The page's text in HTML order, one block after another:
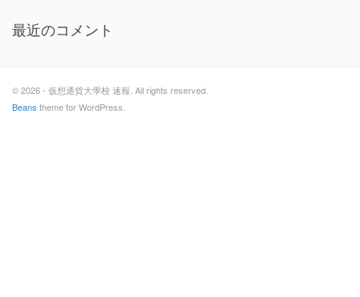
最近のコメント
© 2026 - 仮想通貨大學校 速報. All rights reserved.
Beans theme for WordPress.